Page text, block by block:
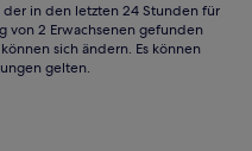
in den letzten 24 Stunden für
von 2 Erwachsenen gefunden
sich ändern. Es können
gelten.